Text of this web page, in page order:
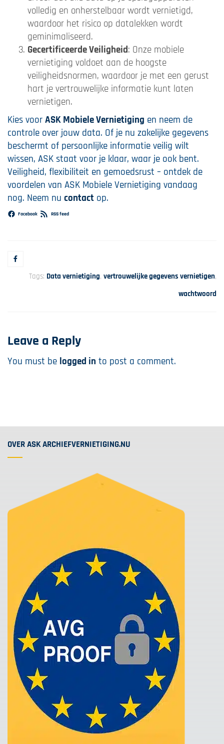
volledig en onherstelbaar wordt vernietigd,
waardoor het risico op datalekken wordt
geminimaliseerd.
Gecertificeerde Veiligheid: Onze mobiele
vernietiging voldoet aan de hoogste
veiligheidsnormen, waardoor je met een gerust
hart je vertrouwelijke informatie kunt laten
vernietigen.
Kies voor ASK Mobiele Vernietiging en neem de
controle over jouw data. Of je nu zakelijke gegevens
beschermt of persoonlijke informatie veilig wilt
wissen, ASK staat voor je klaar, waar je ook bent.
Veiligheid, flexibiliteit en gemoedsrust – ontdek de
voordelen van ASK Mobiele Vernietiging vandaag
nog. Neem nu contact op.
Facebook RSS feed
Tags: Data vernietiging, vertrouwelijke gegevens vernietigen,
wachtwoord
Leave a Reply
You must be logged in to post a comment.
OVER ASK ARCHIEFVERNIETIGING.NU